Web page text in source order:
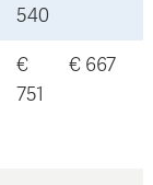
540
€
751
€ 667